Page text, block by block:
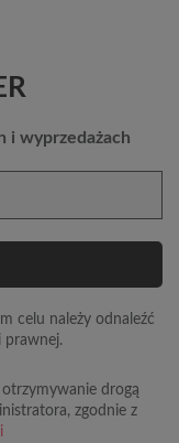
i wyprzedażach
celu należy odnaleźć
prawnej.
drogą
zgodnie z